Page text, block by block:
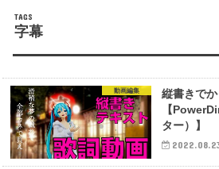
字幕
動画編集
縦書きで
【
ター）】